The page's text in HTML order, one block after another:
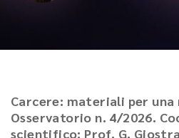
Carcere: materiali per
Osservatorio n. 4/2026.
scientifico: Prof. G. Giostra